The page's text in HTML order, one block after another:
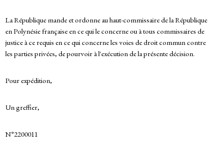
La République mande et ordonne au haut-commissaire de la République
en Polynésie française en ce qui le concerne ou à tous commissaires de
justice à ce requis en ce qui concerne les voies de droit commun contre
les parties privées, de pourvoir à l'exécution de la présente décision.
Pour expédition,
Un greffier,
N°2200011